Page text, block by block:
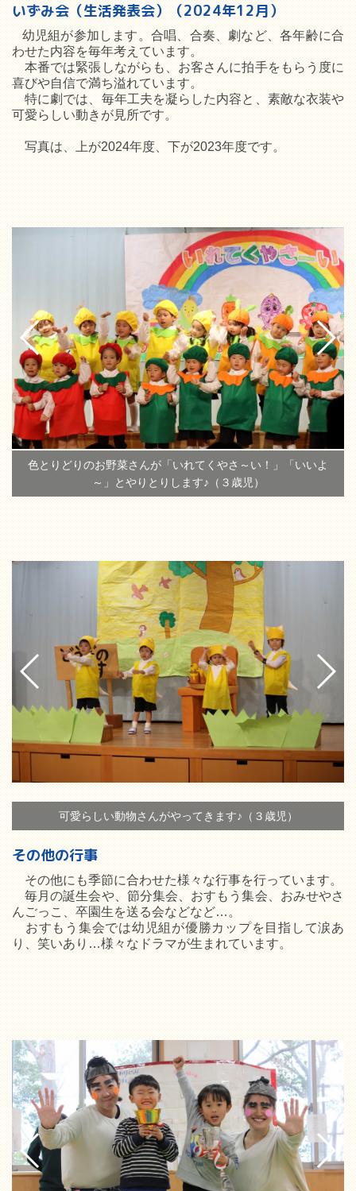
いずみ会（生活発表会）（2024年12月）
幼児組が参加します。合唱、合奏、劇など、各年齢に合
わせた内容を毎年考えています。
本番では緊張しながらも、お客さんに拍手をもらう度に
喜びや自信で満ち溢れています。
特に劇では、毎年工夫を凝らした内容と、素敵な衣装や
可愛らしい動きが見所です。
写真は、上が2024年度、下が2023年度です。
色とりどりのお野菜さんが「いれてくやさ～い！」「いいよ
～」とやりとりします♪（３歳児）
可愛らしい動物さんがやってきます♪（３歳児）
その他の行事
その他にも季節に合わせた様々な行事を行っています。
毎月の誕生会や、節分集会、おすもう集会、おみせやさ
んごっこ、卒園生を送る会などなど…。
おすもう集会では幼児組が優勝カップを目指して涙あ
り、笑いあり…様々なドラマが生まれています。